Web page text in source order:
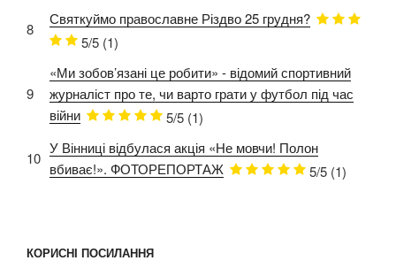
8
Святкуймо православне Різдво 25 грудня?
5/5 (1)
9
«Ми зобов’язані це робити» - відомий спортивний
журналіст про те, чи варто грати у футбол під час
війни
5/5 (1)
10
У Вінниці відбулася акція «Не мовчи! Полон
вбиває!». ФОТОРЕПОРТАЖ
5/5 (1)
КОРИСНІ ПОСИЛАННЯ